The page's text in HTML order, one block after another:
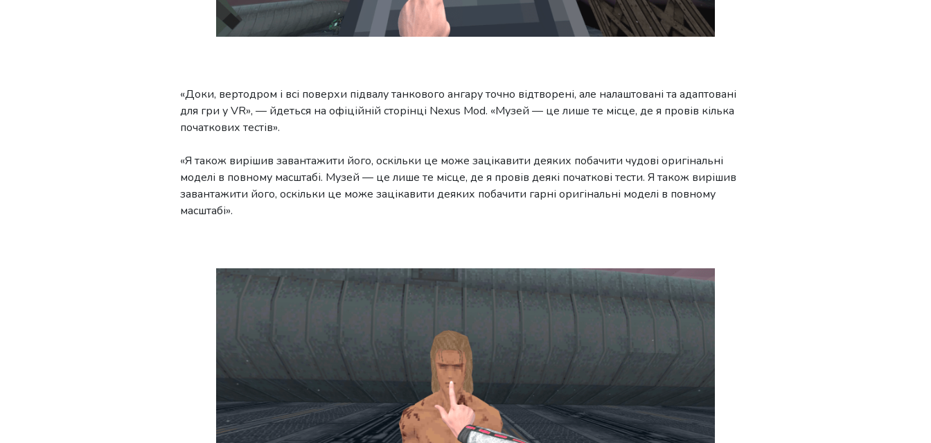
«Доки, вертодром і всі поверхи підвалу танкового ангару точно відтворені, але налаштовані та адаптовані
для гри у VR», — йдеться на офіційній сторінці Nexus Mod. «Музей — це лише те місце, де я провів кілька
початкових тестів».
«Я також вирішив завантажити його, оскільки це може зацікавити деяких побачити чудові оригінальні
моделі в повному масштабі. Музей — це лише те місце, де я провів деякі початкові тести. Я також вирішив
завантажити його, оскільки це може зацікавити деяких побачити гарні оригінальні моделі в повному
масштабі».